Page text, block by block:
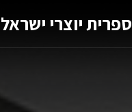
ספרית יוצרי ישראל